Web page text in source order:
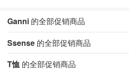
Ganni 的全部促销商品
Ssense 的全部促销商品
T恤 的全部促销商品